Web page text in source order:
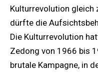
Kulturrevolution gleich
dürfte die
Die Kulturrevolution
Zedong von 1966 bis
brutale Kampagne, in